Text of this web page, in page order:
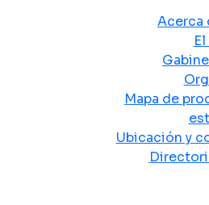
Acerca
Mapa de
Ubicación y